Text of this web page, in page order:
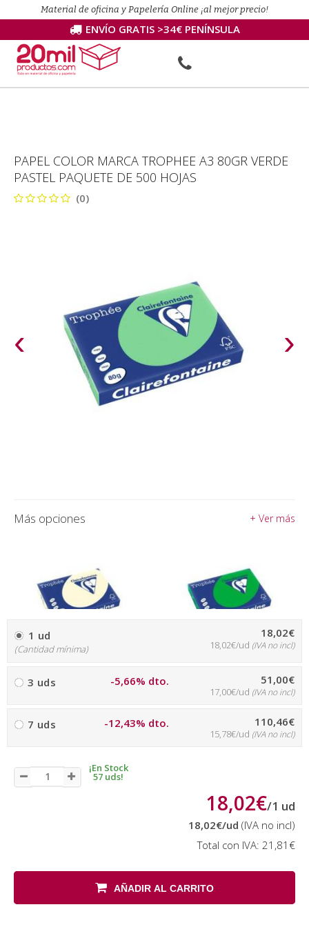
Material de oficina y Papelería Online ¡al mejor precio!
ENVÍO GRATIS >34€ PENÍNSULA
PAPEL COLOR MARCA TROPHEE A3 80GR VERDE
PASTEL PAQUETE DE 500 HOJAS
(0)
‹ ›
Más opciones + Ver más
1 ud
(Cantidad mínima)
18,02€
18,02€/ud (IVA no incl)
3 uds -5,66% dto. 51,00€
17,00€/ud (IVA no incl)
7 uds -12,43% dto. 110,46€
15,78€/ud (IVA no incl)
¡En Stock
57 uds!
18,02€/1 ud
18,02€/ud (IVA no incl)
Total con IVA: 21,81€
AÑADIR AL CARRITO